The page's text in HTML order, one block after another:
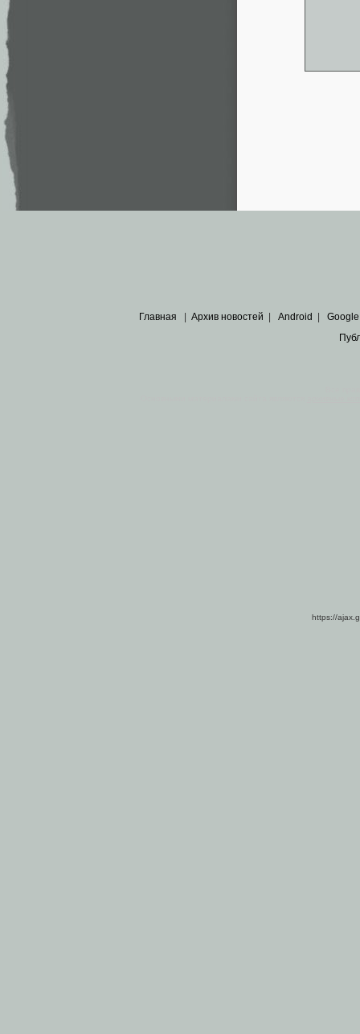
Главная Архив новостей Android Google
https://